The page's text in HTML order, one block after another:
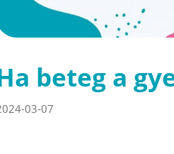
beteg a
03-07